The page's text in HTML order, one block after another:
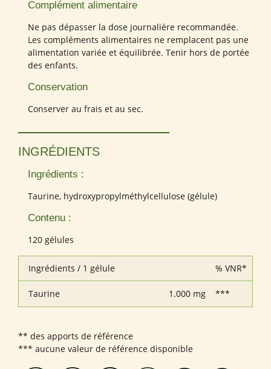
Complément alimentaire
Ne pas dépasser la dose journalière recommandée.
Les compléments alimentaires ne remplacent pas une
alimentation variée et équilibrée. Tenir hors de portée
des enfants.
Conservation
Conserver au frais et au sec.
INGRÉDIENTS
Ingrédients :
Taurine, hydroxypropylméthylcellulose (gélule)
Contenu :
120 gélules
Ingrédients / 1 gélule % VNR*
Taurine 1.000 mg ***
** des apports de référence
*** aucune valeur de référence disponible